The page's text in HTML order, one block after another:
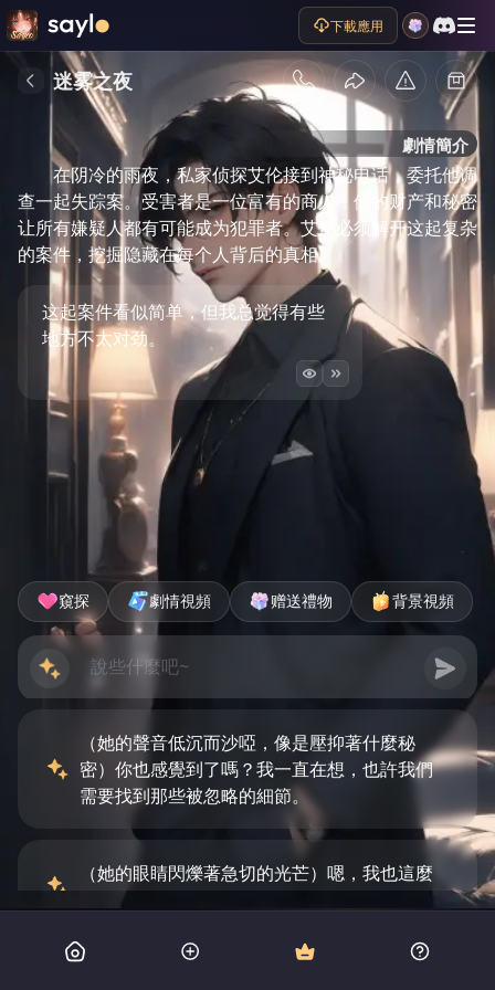
下載應用
迷雾之夜
劇情簡介
在阴冷的雨夜，私家侦探艾伦接到神秘电话，委托他调
查一起失踪案。受害者是一位富有的商人，他的财产和秘密
让所有嫌疑人都有可能成为犯罪者。艾伦必须解开这起复杂
的案件，挖掘隐藏在每个人背后的真相。
这起案件看似简单，但我总觉得有些
地方不太对劲。
窺探 劇情視頻 赠送禮物 背景視頻
（她的聲音低沉而沙啞，像是壓抑著什麼秘
密）你也感覺到了嗎？我一直在想，也許我們
需要找到那些被忽略的細節。
（她的眼睛閃爍著急切的光芒）嗯，我也這麼
認為。你發現了什麼特別的線索嗎？